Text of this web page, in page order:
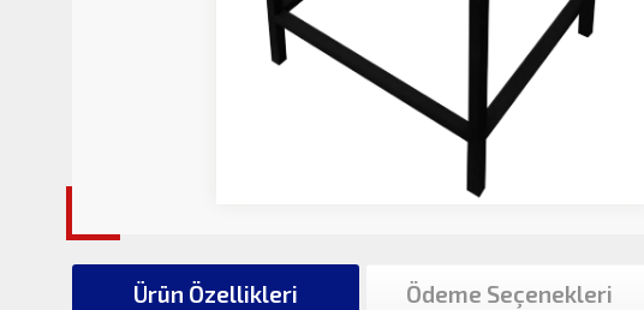
Ürün Özellikleri Ödeme Seçenekleri